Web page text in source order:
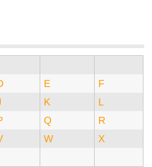
E
F
K
L
Q
R
W
X